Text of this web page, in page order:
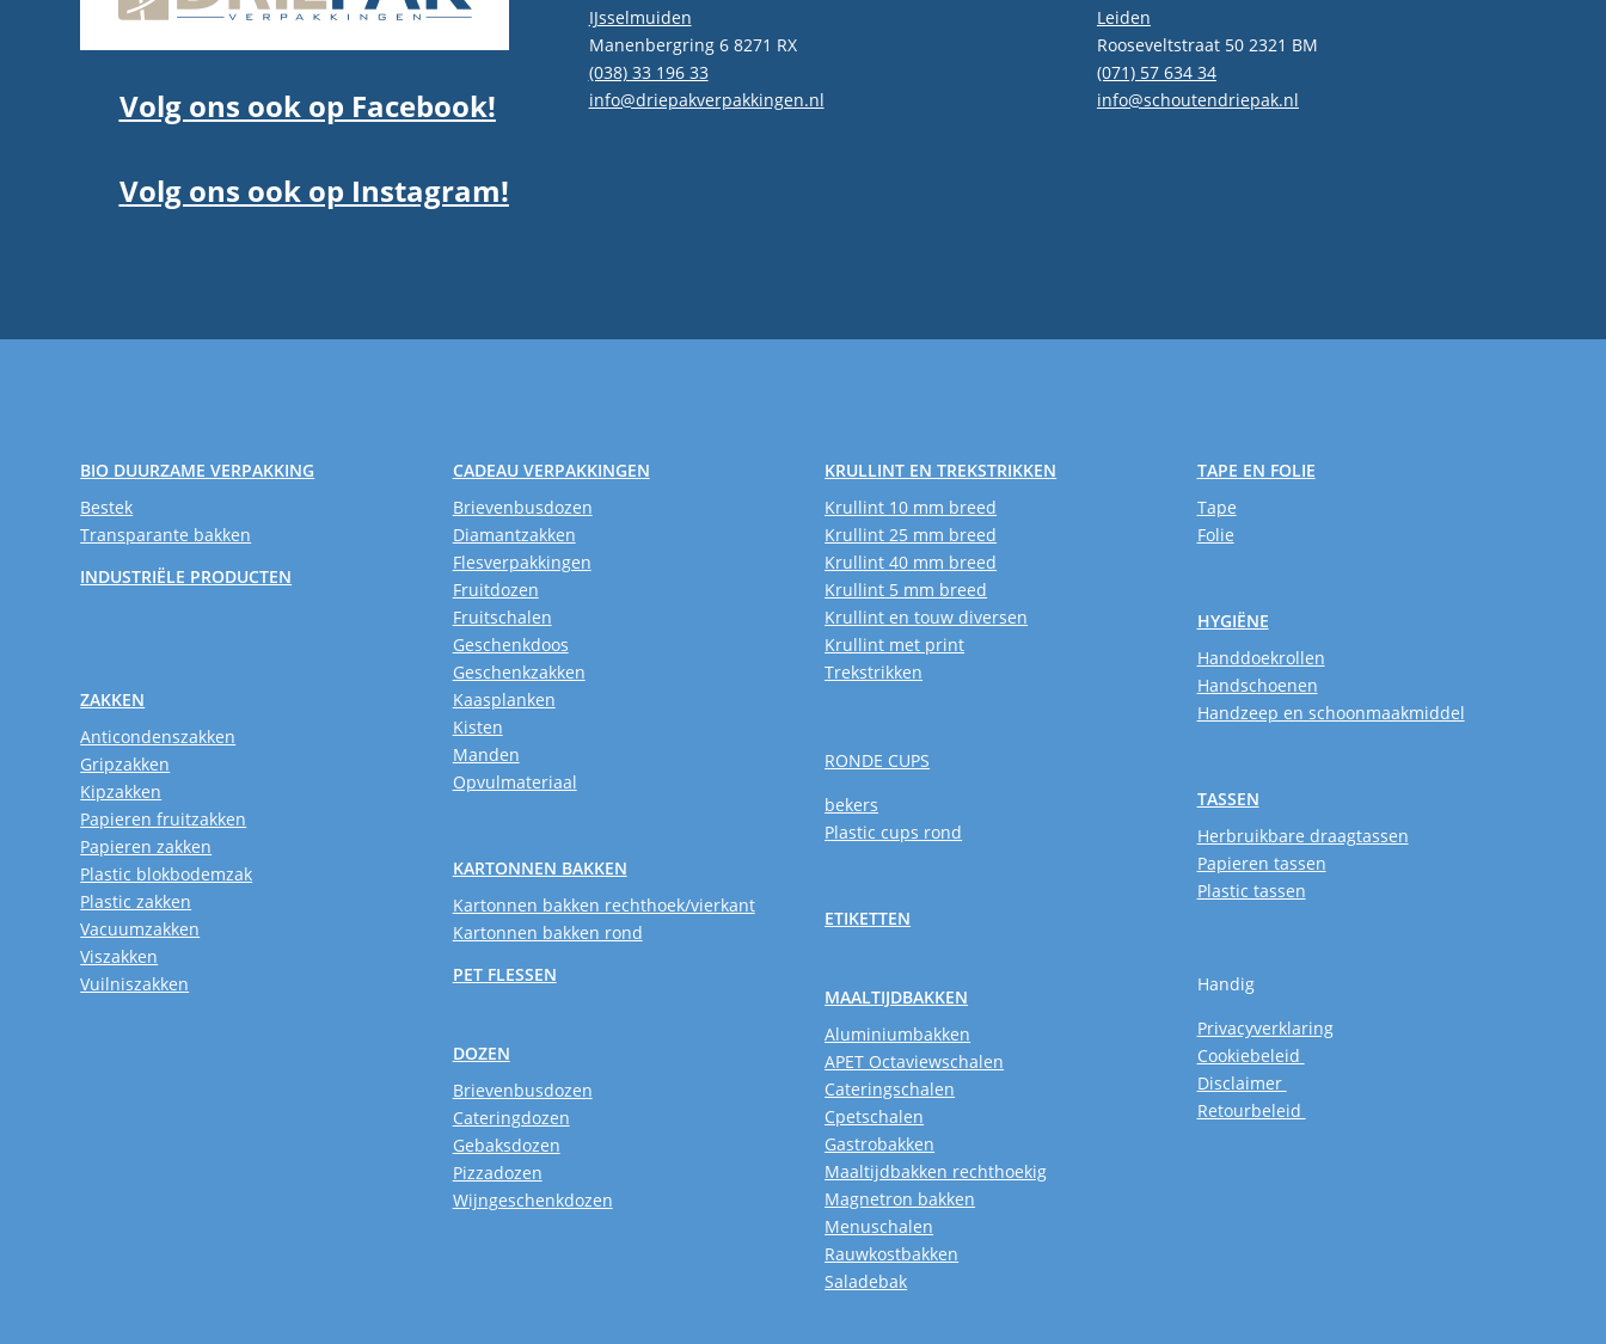
Volg ons ook op Facebook!
Volg ons ook op Instagram!
IJsselmuiden
Manenbergring 6 8271 RX
(038) 33 196 33
info@driepakverpakkingen.nl
Leiden
Rooseveltstraat 50 2321 BM
(071) 57 634 34
info@schoutendriepak.nl
BIO DUURZAME VERPAKKING
Bestek
Transparante bakken
INDUSTRIËLE PRODUCTEN
ZAKKEN
Anticondenszakken
Gripzakken
Kipzakken
Papieren fruitzakken
Papieren zakken
Plastic blokbodemzak
Plastic zakken
Vacuumzakken
Viszakken
Vuilniszakken
CADEAU VERPAKKINGEN
Brievenbusdozen
Diamantzakken
Flesverpakkingen
Fruitdozen
Fruitschalen
Geschenkdoos
Geschenkzakken
Kaasplanken
Kisten
Manden
Opvulmateriaal
KARTONNEN BAKKEN
Kartonnen bakken rechthoek/vierkant
Kartonnen bakken rond
PET FLESSEN
DOZEN
Brievenbusdozen
Cateringdozen
Gebaksdozen
Pizzadozen
Wijngeschenkdozen
KRULLINT EN TREKSTRIKKEN
Krullint 10 mm breed
Krullint 25 mm breed
Krullint 40 mm breed
Krullint 5 mm breed
Krullint en touw diversen
Krullint met print
Trekstrikken
RONDE CUPS
bekers
Plastic cups rond
ETIKETTEN
MAALTIJDBAKKEN
Aluminiumbakken
APET Octaviewschalen
Cateringschalen
Cpetschalen
Gastrobakken
Maaltijdbakken rechthoekig
Magnetron bakken
Menuschalen
Rauwkostbakken
Saladebak
TAPE EN FOLIE
Tape
Folie
HYGIËNE
Handdoekrollen
Handschoenen
Handzeep en schoonmaakmiddel
TASSEN
Herbruikbare draagtassen
Papieren tassen
Plastic tassen
Handig
Privacyverklaring
Cookiebeleid
Disclaimer
Retourbeleid